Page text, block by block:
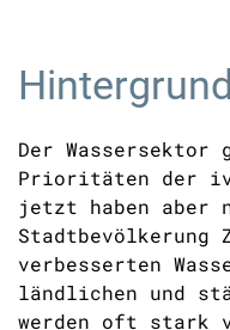
Hintergrund
Der Wassersektor
Prioritäten der
jetzt haben aber
Stadtbevölkerung
verbesserten
ländlichen und
werden oft stark